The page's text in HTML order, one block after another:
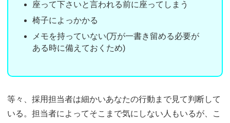
座って下さいと言われる前に座ってしまう
椅子によっかかる
メモを持っていない(万が一書き留める必要が
ある時に備えておくため)
等々、採用担当者は細かいあなたの行動まで見て判断して
いる。担当者によってそこまで気にしない人もいるが、こ